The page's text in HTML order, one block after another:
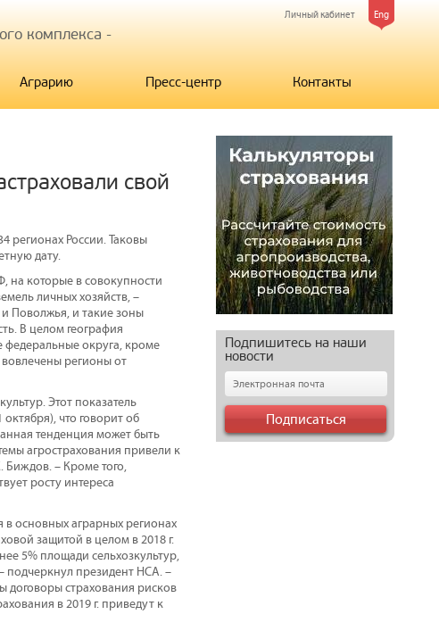
Eng
Личный кабинет
комплекса -
Аграрию Пресс-центр Контакты
свой
регионах России. Таковы
дату.
на которые в совокупности
личных хозяйств, –
Поволжья, и такие зоны
В целом география
федеральные округа, кроме
регионы от
Этот показатель
что говорит об
тенденция может быть
агрострахования привели к
– Кроме того,
росту интереса
в основных аграрных регионах
защитой в целом в 2018 г.
5% площади сельхозкультур,
подчеркнул президент НСА. –
договоры страхования рисков
в 2019 г. приведут к
Подпишитесь на наши
новости